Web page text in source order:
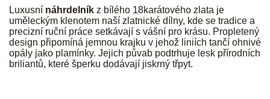
Luxusní náhrdelník z bílého 18karátového zlata je
uměleckým klenotem naší zlatnické dílny, kde se tradice a
precizní ruční práce setkávají s vášní pro krásu. Propletený
design připomíná jemnou krajku v jehož liniích tančí ohnivé
opály jako plamínky. Jejich půvab podtrhuje lesk přírodních
briliantů, které šperku dodávají jiskrný třpyt.